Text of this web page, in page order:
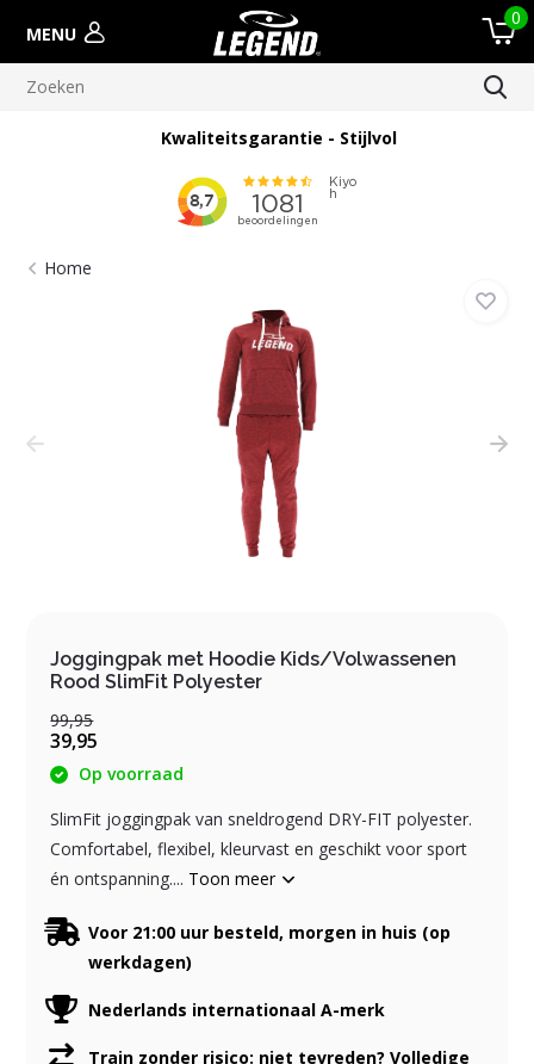
MENU
0
Kwaliteitsgarantie - Stijlvol
Home
Joggingpak met Hoodie Kids/Volwassenen
Rood SlimFit Polyester
99,95
39,95
Op voorraad
SlimFit joggingpak van sneldrogend DRY-FIT polyester.
Comfortabel, flexibel, kleurvast en geschikt voor sport
én ontspanning.... Toon meer
Voor 21:00 uur besteld, morgen in huis (op
werkdagen)
Nederlands internationaal A-merk
Train zonder risico: niet tevreden? Volledige